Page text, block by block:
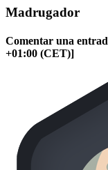
Madrugador
Comentar una
+01:00 (CET)]